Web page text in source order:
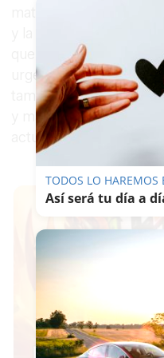
y la dotación de
que con carácter
urgentes e
también alcanza a los
y materiales
actuaciones.
TODOS LO HAREMOS
Así será tu día a